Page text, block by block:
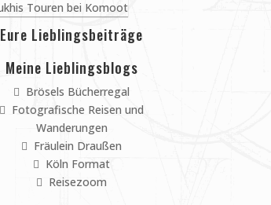
Eure Lieblingsbeiträge
Meine Lieblingsblogs
Brösels Bücherregal
Fotografische Reisen und
Wanderungen
Fräulein Draußen
Köln Format
Reisezoom